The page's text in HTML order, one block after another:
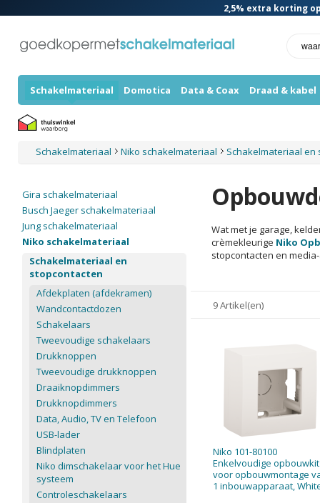
2,5% extra korting
Schakelmateriaal Domotica Data & Coax Draad & kabel
Schakelmateriaal Niko schakelmateriaal Schakelmateriaal
Wat met je garage,
crèmekleurige Niko
stopcontacten en
9 Artikel(en)
Niko 101-80100
Enkelvoudige opbouwkit
voor opbouwmontage
1 inbouwapparaat,
Gira schakelmateriaal
Busch Jaeger schakelmateriaal
Jung schakelmateriaal
Niko schakelmateriaal
Schakelmateriaal en
stopcontacten
Afdekplaten (afdekramen)
Wandcontactdozen
Schakelaars
Tweevoudige schakelaars
Drukknoppen
Tweevoudige drukknoppen
Draaiknopdimmers
Drukknopdimmers
Data, Audio, TV en Telefoon
USB-lader
Blindplaten
Niko dimschakelaar voor het Hue
systeem
Controleschakelaars